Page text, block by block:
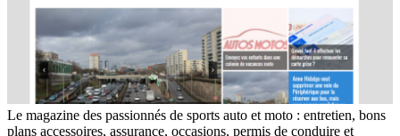
Le magazine des passionnés de sports auto et moto : entretien, bons
plans accessoires, assurance, occasions, permis de conduire et